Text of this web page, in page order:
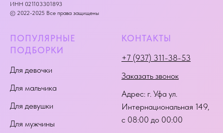
ИНН 021103301893
© 2022-2025 Все права защищены
ПОПУЛЯРНЫЕ
ПОДБОРКИ
Для девочки
Для мальчика
Для девушки
Для мужчины
КОНТАКТЫ
+7 (937) 311-38-53
Заказать звонок
Адрес: г. Уфа ул.
Интернациональная 149,
с 08:00 до 00:00